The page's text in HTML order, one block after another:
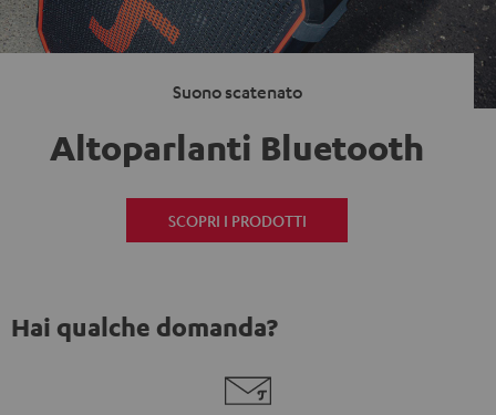
Suono scatenato
Altoparlanti Bluetooth
SCOPRI I PRODOTTI
Hai qualche domanda?